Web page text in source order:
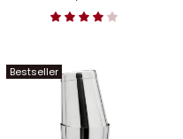
Bestseller